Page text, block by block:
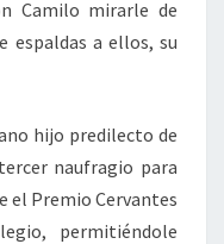
Camilo mirarle de
espaldas a ellos, su
hijo predilecto de
naufragio para
el Premio Cervantes
permitiéndole